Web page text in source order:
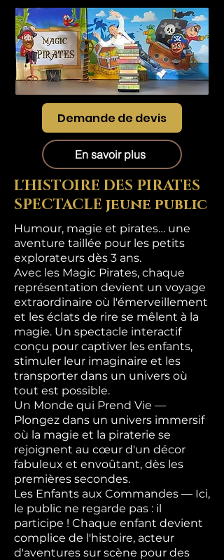
Demande de devis
En savoir plus
L'HISTOIRE DES PIRATES
SPECTACLE jeune public
Humour, magie et pirates… une
aventure taillée pour les petits
explorateurs dès 3 ans.
Avec les Magic Pirates, chaque
représentation devient un voyage
extraordinaire où l'émerveillement
et les éclats de rire se mêlent à la
magie. Un spectacle interactif
conçu pour captiver les enfants,
stimuler leur imaginaire et les
transporter dans un univers où
tout est possible.
Un Monde qui Prend Vie —
Plongez dans un univers immersif
où la magie et la piraterie se
rejoignent au cœur d'un décor
fabuleux et envoûtant, dès les
premières secondes.
Les Enfants aux Commandes — Ici,
le public ne regarde pas : il
participe ! Chaque enfant devient
complice de l'histoire, acteur
d'aventures sur scène pour des